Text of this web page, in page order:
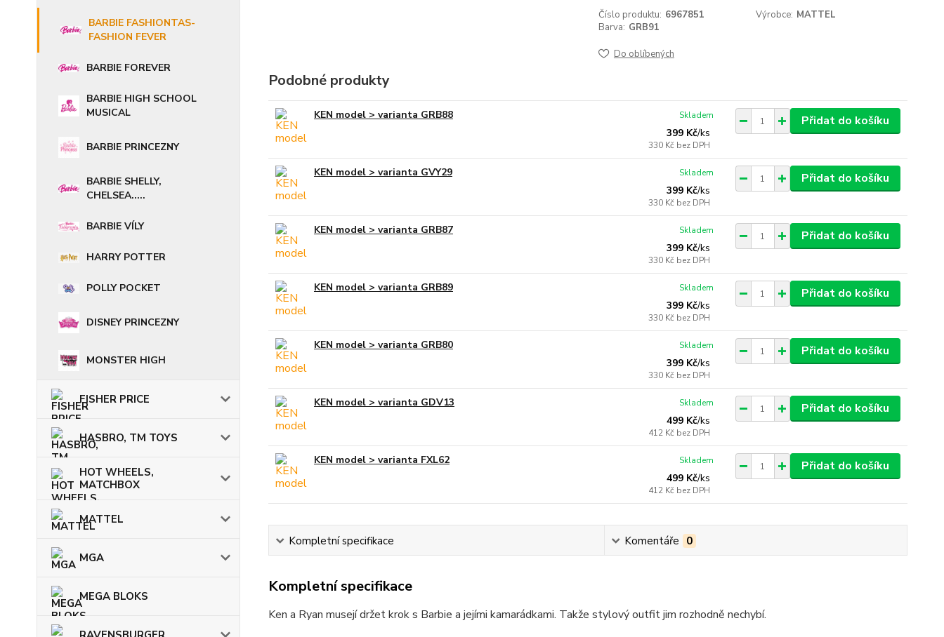
BARBIE FASHIONTAS-
FASHION FEVER
BARBIE FOREVER
BARBIE HIGH SCHOOL
MUSICAL
BARBIE PRINCEZNY
BARBIE SHELLY,
CHELSEA.....
BARBIE VÍLY
HARRY POTTER
POLLY POCKET
DISNEY PRINCEZNY
MONSTER HIGH
FISHER PRICE
HASBRO, TM TOYS
HOT WHEELS,
MATCHBOX
MATTEL
MGA
MEGA BLOKS
Číslo produktu: 6967851 Výrobce: MATTEL
Barva: GRB91
Do oblíbených
Podobné produkty
KEN model > varianta GRB88
399 Kč/ks
330 Kč bez DPH
Skladem Přidat do košíku
KEN model > varianta GVY29
399 Kč/ks
330 Kč bez DPH
Skladem Přidat do košíku
KEN model > varianta GRB87
399 Kč/ks
330 Kč bez DPH
Skladem Přidat do košíku
KEN model > varianta GRB89
399 Kč/ks
330 Kč bez DPH
Skladem Přidat do košíku
KEN model > varianta GRB80
399 Kč/ks
330 Kč bez DPH
Skladem Přidat do košíku
KEN model > varianta GDV13
499 Kč/ks
412 Kč bez DPH
Skladem Přidat do košíku
KEN model > varianta FXL62
499 Kč/ks
412 Kč bez DPH
Skladem Přidat do košíku
Kompletní specifikace Komentáře 0
Kompletní specifikace
Ken a Ryan musejí držet krok s Barbie a jejími kamarádkami. Takže stylový outfit jim rozhodně nechybí.